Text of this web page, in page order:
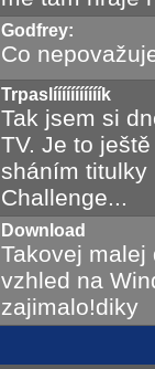
Godfrey:
Co
Trpaslííííííííííík
Tak jsem si
TV. Je to
sháním titulky
Challenge...
Download
Takovej malej
vzhled na
zajimalo!diky